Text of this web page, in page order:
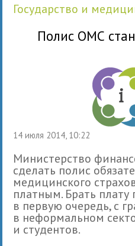
государство и
Полис ОМС
14 июля 2014, 10:22
Министерство
сделать полис
медицинского
платным. Брать плату
в первую очередь, с
в неформальном
и студентов.